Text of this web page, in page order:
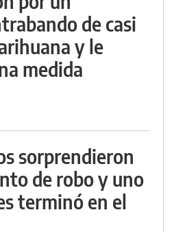
de casi
y le
medida
sorprendieron
de robo y uno
terminó en el